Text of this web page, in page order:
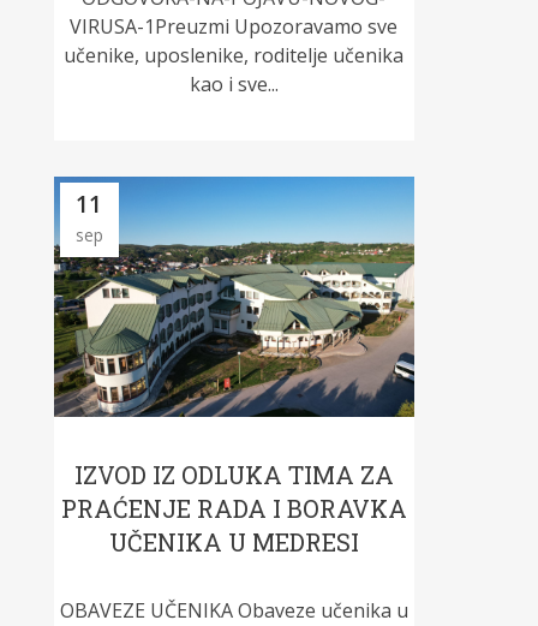
VIRUSA-1Preuzmi Upozoravamo sve
učenike, uposlenike, roditelje učenika
kao i sve...
11
sep
IZVOD IZ ODLUKA TIMA ZA
PRAĆENJE RADA I BORAVKA
UČENIKA U MEDRESI
OBAVEZE UČENIKA Obaveze učenika u